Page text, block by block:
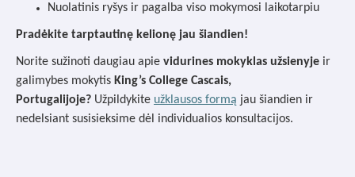
Nuolatinis ryšys ir pagalba viso mokymosi laikotarpiu
Pradėkite tarptautinę kelionę jau šiandien!
Norite sužinoti daugiau apie vidurines mokyklas užsienyje ir
galimybes mokytis King’s College Cascais,
Portugalijoje? Užpildykite užklausos formą jau šiandien ir
nedelsiant susisieksime dėl individualios konsultacijos.